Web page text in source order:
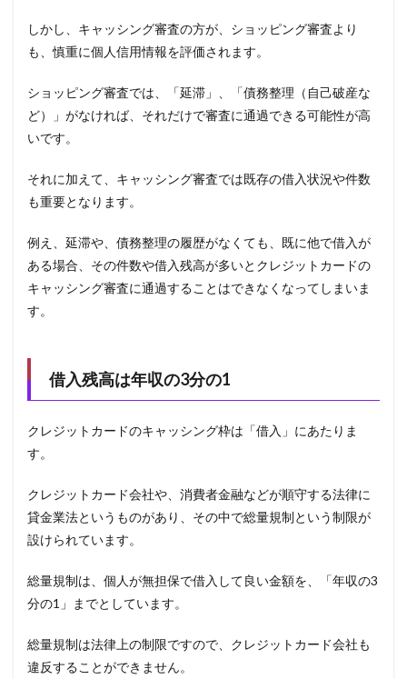
しかし、キャッシング審査の方が、ショッピング審査より
も、慎重に個人信用情報を評価されます。
ショッピング審査では、「延滞」、「債務整理（自己破産な
ど）」がなければ、それだけで審査に通過できる可能性が高
いです。
それに加えて、キャッシング審査では既存の借入状況や件数
も重要となります。
例え、延滞や、債務整理の履歴がなくても、既に他で借入が
ある場合、その件数や借入残高が多いとクレジットカードの
キャッシング審査に通過することはできなくなってしまいま
す。
借入残高は年収の3分の1
クレジットカードのキャッシング枠は「借入」にあたりま
す。
クレジットカード会社や、消費者金融などが順守する法律に
貸金業法というものがあり、その中で総量規制という制限が
設けられています。
総量規制は、個人が無担保で借入して良い金額を、「年収の3
分の1」までとしています。
総量規制は法律上の制限ですので、クレジットカード会社も
違反することができません。